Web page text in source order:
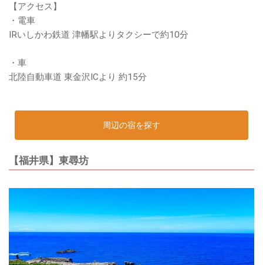
【アクセス】
・電車
IRいしかわ鉄道 津幡駅よりタクシーで約10分
・車
北陸自動車道 東金沢ICより 約15分
周辺の宿を探す
【福井県】東尋坊